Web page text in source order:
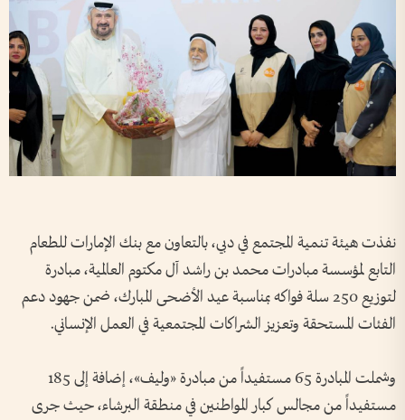
نفذت هيئة تنمية المجتمع في دبي، بالتعاون مع بنك الإمارات للطعام
التابع لمؤسسة مبادرات محمد بن راشد آل مكتوم العالمية، مبادرة
لتوزيع 250 سلة فواكه بمناسبة عيد الأضحى المبارك، ضمن جهود دعم
الفئات المستحقة وتعزيز الشراكات المجتمعية في العمل الإنساني.
وشملت المبادرة 65 مستفيداً من مبادرة «وليف»، إضافة إلى 185
مستفيداً من مجالس كبار المواطنين في منطقة البرشاء، حيث جرى